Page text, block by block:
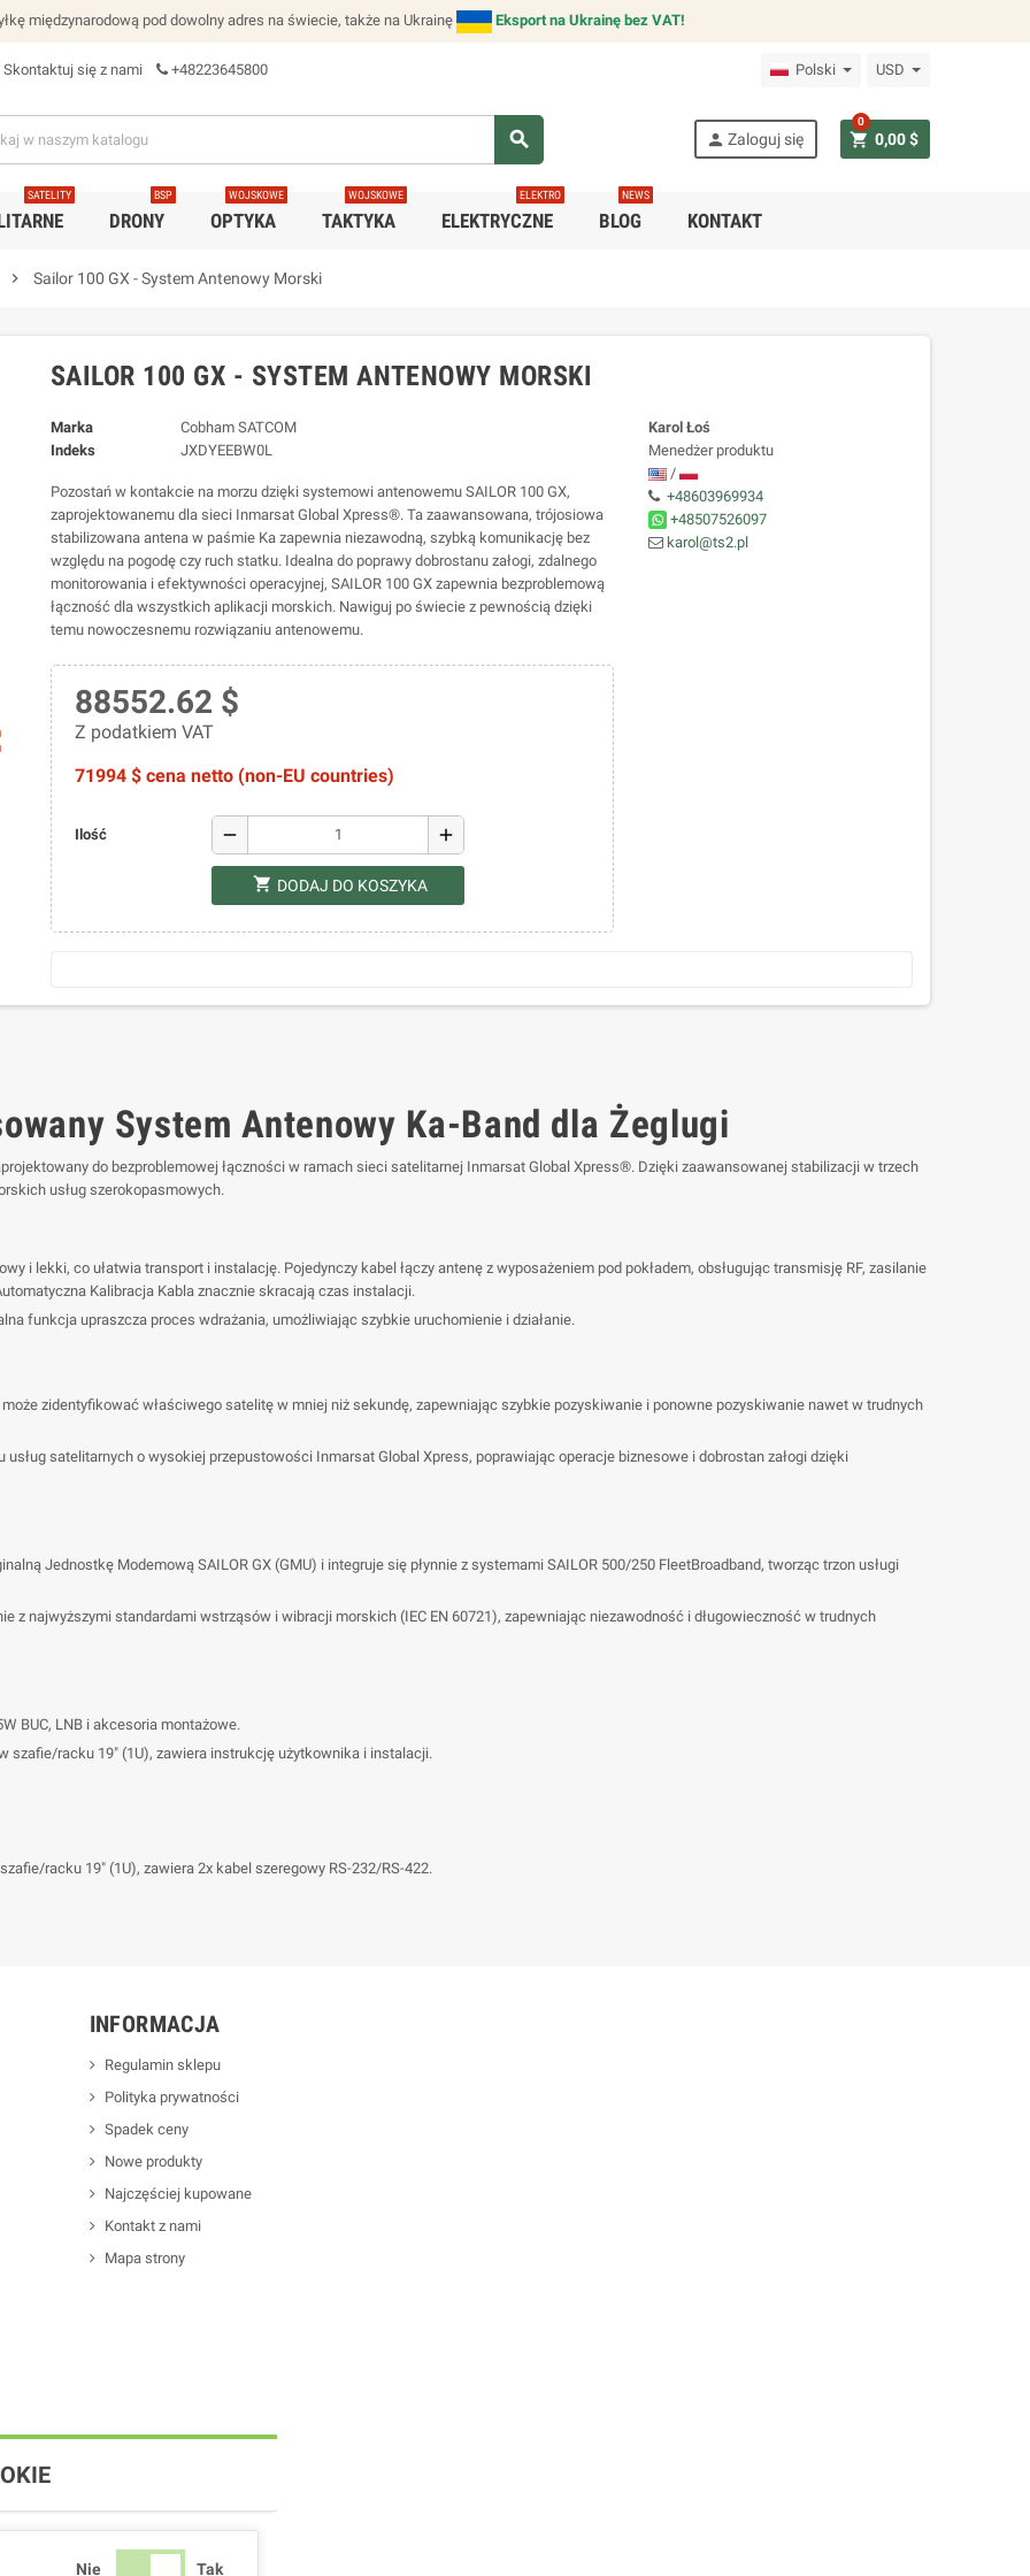
międzynarodową pod dowolny adres na świecie, także na Ukrainę Eksport na Ukrainę bez VAT!
Skontaktuj się z nami +48223645800 Polski USD
search person Zaloguj się shopping_cart 0,00 $
0
SATELITY
DRONY
BSP
OPTYKA
WOJSKOWE
TAKTYKA
WOJSKOWE
ELEKTRYCZNE
ELEKTRO
BLOG
NEWS
KONTAKT
chevron_right Sailor 100 GX - System Antenowy Morski
SAILOR 100 GX - SYSTEM ANTENOWY MORSKI
Marka
Cobham SATCOM
Indeks
JXDYEEBW0L
Pozostań w kontakcie na morzu dzięki systemowi antenowemu SAILOR 100 GX,
zaprojektowanemu dla sieci Inmarsat Global Xpress®. Ta zaawansowana, trójosiowa
stabilizowana antena w paśmie Ka zapewnia niezawodną, szybką komunikację bez
względu na pogodę czy ruch statku. Idealna do poprawy dobrostanu załogi, zdalnego
monitorowania i efektywności operacyjnej, SAILOR 100 GX zapewnia bezproblemową
łączność dla wszystkich aplikacji morskich. Nawiguj po świecie z pewnością dzięki
temu nowoczesnemu rozwiązaniu antenowemu.
88552.62 $
Z podatkiem VAT
71994 $ cena netto (non-EU countries)
Ilość remove add
shopping_cart DODAJ DO KOSZYKA
Karol Łoś
Menedżer produktu
/
+48603969934
+48507526097
karol@ts2.pl
System Antenowy Ka-Band dla Żeglugi
do bezproblemowej łączności w ramach sieci satelitarnej Inmarsat Global Xpress®. Dzięki zaawansowanej stabilizacji w trzech
usług szerokopasmowych.
i lekki, co ułatwia transport i instalację. Pojedynczy kabel łączy antenę z wyposażeniem pod pokładem, obsługując transmisję RF, zasilanie
Kalibracja Kabla znacznie skracają czas instalacji.
funkcja upraszcza proces wdrażania, umożliwiając szybkie uruchomienie i działanie.
zidentyfikować właściwego satelitę w mniej niż sekundę, zapewniając szybkie pozyskiwanie i ponowne pozyskiwanie nawet w trudnych
usług satelitarnych o wysokiej przepustowości Inmarsat Global Xpress, poprawiając operacje biznesowe i dobrostan załogi dzięki
Jednostkę Modemową SAILOR GX (GMU) i integruje się płynnie z systemami SAILOR 500/250 FleetBroadband, tworząc trzon usługi
z najwyższymi standardami wstrząsów i wibracji morskich (IEC EN 60721), zapewniając niezawodność i długowieczność w trudnych
BUC, LNB i akcesoria montażowe.
szafie/racku 19" (1U), zawiera instrukcję użytkownika i instalacji.
racku 19" (1U), zawiera 2x kabel szeregowy RS-232/RS-422.
INFORMACJA
Regulamin sklepu
Polityka prywatności
Spadek ceny
Nowe produkty
Najczęściej kupowane
Kontakt z nami
Mapa strony
Nie Tak